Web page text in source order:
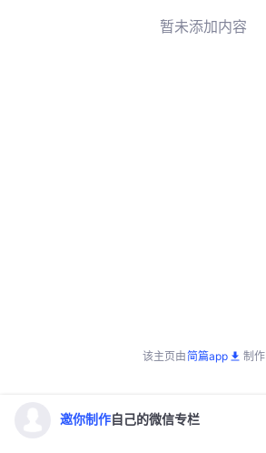
暂未添加内容
该主页由简篇app 制作
邀你制作 自己的微信专栏